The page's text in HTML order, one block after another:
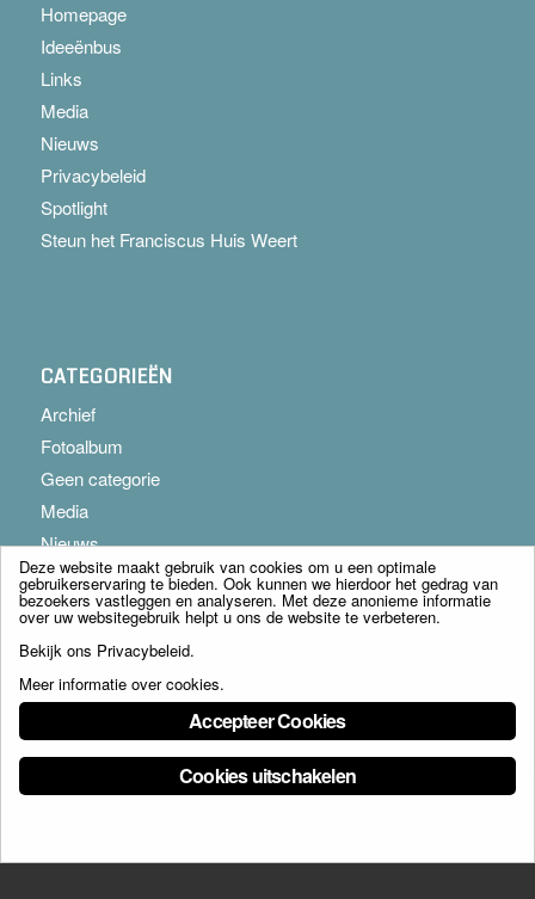
Homepage
Ideeënbus
Links
Media
Nieuws
Privacybeleid
Spotlight
Steun het Franciscus Huis Weert
CATEGORIEËN
Archief
Fotoalbum
Geen categorie
Media
Nieuws
© Copyright - Franciscus Huis Weert B.V. - webdesign:
Deze website maakt gebruik van cookies om u een optimale
gebruikerservaring te bieden. Ook kunnen we hierdoor het gedrag van
bezoekers vastleggen en analyseren. Met deze anonieme informatie
over uw websitegebruik helpt u ons de website te verbeteren.
Bekijk ons Privacybeleid.
Meer informatie over cookies.
Accepteer Cookies
Cookies uitschakelen